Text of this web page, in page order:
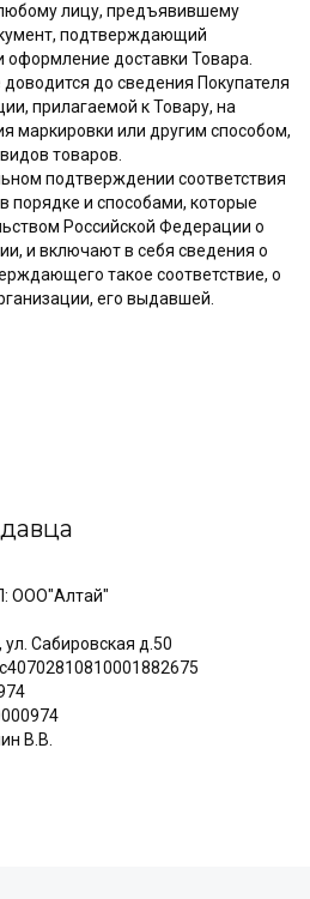
лицу, предъявившему
подтверждающий
доставки Товара.
до сведения Покупателя
прилагаемой к Товару, на
маркировки или другим способом,
товаров.
подтверждении соответствия
порядке и способами, которые
Российской Федерации о
и включают в себя сведения о
такое соответствие, о
его выдавшей.
ООО"Алтай"
ул. Сабировская д.50
В.В.